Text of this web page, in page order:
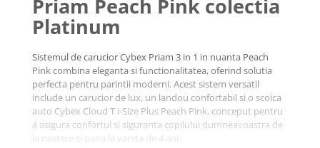
Priam Peach Pink colectia
Platinum
Sistemul de carucior Cybex Priam 3 in 1 in nuanta Peach
Pink combina eleganta si functionalitatea, oferind solutia
perfecta pentru parintii moderni. Acest sistem versatil
include un carucior de lux, un landou confortabil si o scoica
auto Cybex Cloud T i-Size Plus Peach Pink, conceput pentru
a asigura confortul si siguranta copilului dumneavoastra de
la nastere si pana la varsta de 4 ani.